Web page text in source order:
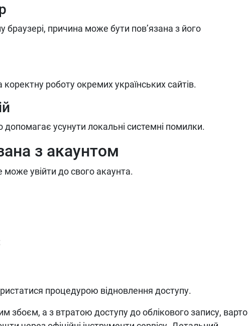
причина може бути пов’язана з його
роботу окремих українських сайтів.
допомагає усунути локальні системні помилки.
з акаунтом
увійти до свого акаунта.
процедурою відновлення доступу.
збоєм, а з втратою доступу до облікового запису, варто